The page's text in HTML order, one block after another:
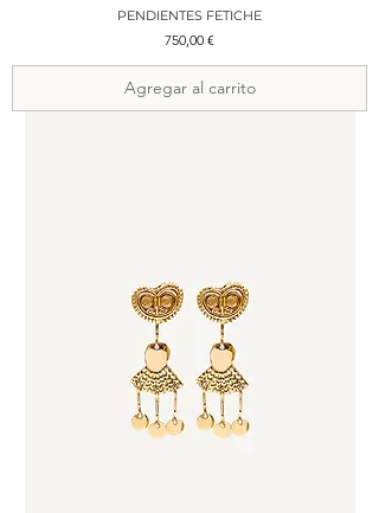
PENDIENTES FETICHE
Precio
750,00 €
Agregar al carrito